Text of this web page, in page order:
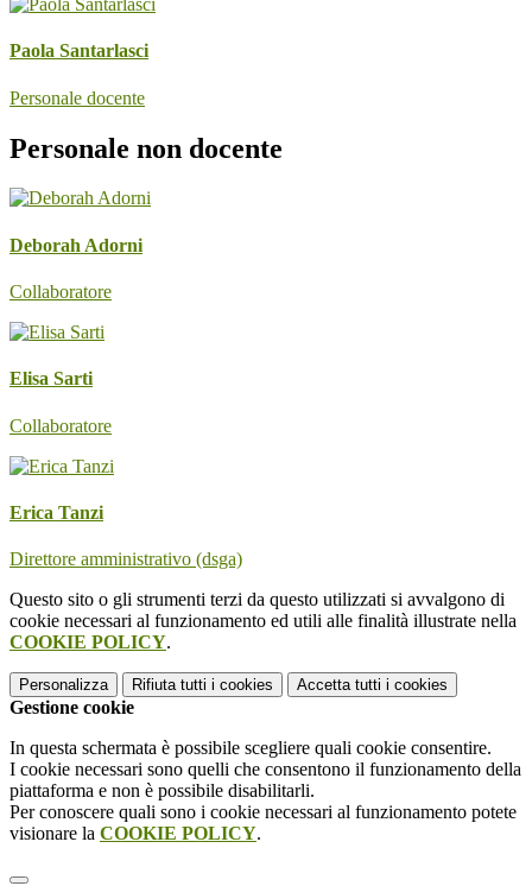
Paola Santarlasci
Personale docente
Personale non docente
Deborah Adorni
Collaboratore
Elisa Sarti
Collaboratore
Erica Tanzi
Direttore amministrativo (dsga)
Questo sito o gli strumenti terzi da questo utilizzati si avvalgono di
cookie necessari al funzionamento ed utili alle finalità illustrate nella
COOKIE POLICY.
Personalizza Rifiuta tutti i cookies Accetta tutti i cookies
Gestione cookie
In questa schermata è possibile scegliere quali cookie consentire.
I cookie necessari sono quelli che consentono il funzionamento della
piattaforma e non è possibile disabilitarli.
Per conoscere quali sono i cookie necessari al funzionamento potete
visionare la COOKIE POLICY.